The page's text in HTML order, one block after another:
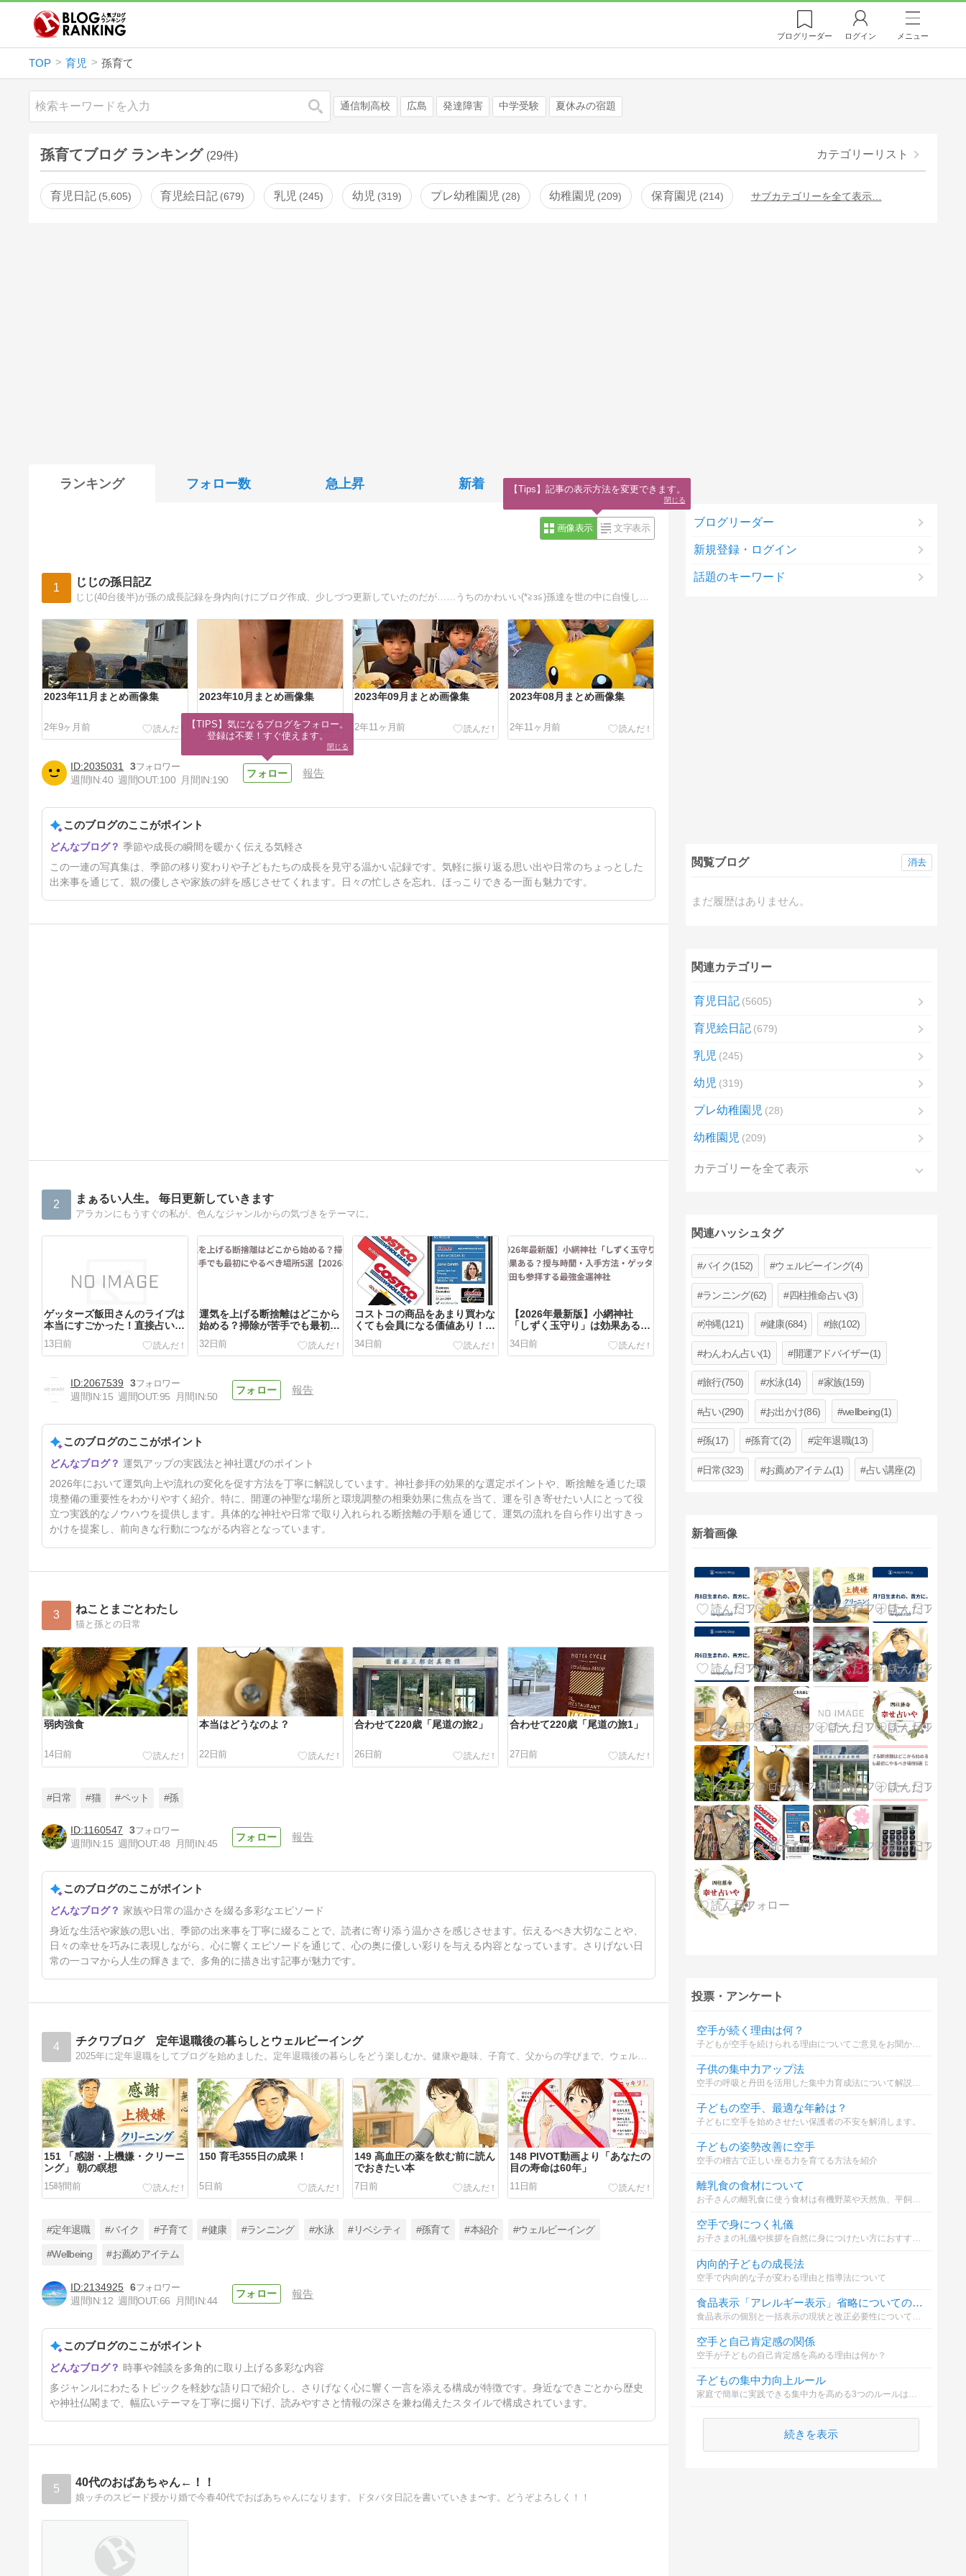
ブログリーダー ログイン メニュー
TOP 育児 孫育て
検索 通信制高校 広島 発達障害 中学受験 夏休みの宿題
孫育てブログ ランキング (29件) カテゴリーリスト
育児日記 5,605 育児絵日記 679 乳児 245 幼児 319 プレ幼稚園児 28 幼稚園児 209 保育園児 214 サブカテゴリーを全て表示…
ランキング フォロー数 急上昇 新着
画像表示 文字表示
1 じじの孫日記Z
2023年11月まとめ画像集
2年9ヶ月前
2023年10月まとめ画像集
2年10ヶ月前
2023年09月まとめ画像集
2年11ヶ月前
2023年08月まとめ画像集
2年11ヶ月前
2023年07月まとめ画像集
3年前
2035031
3
週間IN:40 週間OUT:100 月間IN:190
報告
このブログのここがポイント
季節や成長の瞬間を暖かく伝える気軽さ
この一連の写真集は、季節の移り変わりや子どもたちの成長を見守る温かい記録です。気軽に振り返る思い出や日常のちょっとした
出来事を通じて、親の優しさや家族の絆を感じさせてくれます。日々の忙しさを忘れ、ほっこりできる一面も魅力です。
2 まぁるい人生。 毎日更新していきます
アラカンにもうすぐの私が、色んなジャンルからの気づきをテーマに。
ゲッターズ飯田さんのライブは
本当にすごかった！直接占い・
2027年版発売情報・また行き
たくなった理由
13日前
運気を上げる断捨離はどこから
始める？掃除が苦手でも最初に
やるべき場所5選【2026年版】
32日前
コストコの商品をあまり買わな
くても会員になる価値あり！ガ
ソリンだけでも年会費以上にお
得？【明和店149円】
34日前
【2026年最新版】小網神社
「しずく玉守り」は効果ある？
授与時間・入手方法・ゲッター
ズ飯田も参拝する最強金運神社
34日前
【2026年版】断捨離は開運の
最短ルート｜ゲッターズ飯田が
×五星三心占いの実践法
38日前
2067539
3
週間IN:15 週間OUT:95 月間IN:50
報告
このブログのここがポイント
運気アップの実践法と神社選びのポイント
2026年において運気向上や流れの変化を促す方法を丁寧に解説しています。神社参拝の効果的な選定ポイントや、断捨離を通じた環
境整備の重要性をわかりやすく紹介。特に、開運の神聖な場所と環境調整の相乗効果に焦点を当て、運を引き寄せたい人にとって役
立つ実践的なノウハウを提供します。具体的な神社や日常で取り入れられる断捨離の手順を通じて、運気の流れを自ら作り出すきっ
かけを提案し、前向きな行動につながる内容となっています。
3 ねことまごとわたし
猫と孫との日常
弱肉強食
14日前
本当はどうなのよ？
22日前
合わせて220歳「尾道の旅2」
26日前
合わせて220歳「尾道の旅1」
27日前
30日前
#日常 #猫 #ペット #孫
1160547
3
週間IN:15 週間OUT:48 月間IN:45
報告
このブログのここがポイント
家族や日常の温かさを綴る多彩なエピソード
身近な生活や家族の思い出、季節の出来事を丁寧に綴ることで、読者に寄り添う温かさを感じさせます。伝えるべき大切なことや、
日々の幸せを巧みに表現しながら、心に響くエピソードを通じて、心の奥に優しい彩りを与える内容となっています。さりげない日
常の一コマから人生の輝きまで、多角的に描き出す記事が魅力です。
4 チクワブログ 定年退職後の暮らしとウェルビーイング
151 「感謝・上機嫌・クリーニ
ング」 朝の瞑想
15時間前
150 育毛355日の成果！
5日前
149 高血圧の薬を飲む前に読ん
でおきたい本
7日前
148 PIVOT動画より「あなたの
目の寿命は60年」
11日前
147 本の紹介「財務省と国に騙
されない！テレビ・新聞が報じ
#定年退職 #バイク #子育て #健康 #ランニング #水泳 #リベシティ #孫育て #本紹介 #ウェルビーイング
#Wellbeing #お薦めアイテム
2134925 6
週間IN:12 週間OUT:66 月間IN:44
報告
このブログのここがポイント
時事や雑談を多角的に取り上げる多彩な内容
多ジャンルにわたるトピックを軽妙な語り口で紹介し、さりげなく心に響く一言を添える構成が特徴です。身近なできごとから歴史
や神社仏閣まで、幅広いテーマを丁寧に掘り下げ、読みやすさと情報の深さを兼ね備えたスタイルで構成されています。
5 40代のおばあちゃん←！！
娘ッチのスピード授かり婚で今春40代でおばあちゃんになります。ドタバタ日記を書いていきま〜す。どうぞよろしく！！
ブログリーダー
新規登録・ログイン
話題のキーワード
閲覧ブログ
まだ履歴はありません。
消去
関連カテゴリー
育児日記 5605
育児絵日記 679
乳児 245
幼児 319
プレ幼稚園児 28
幼稚園児 209
カテゴリーを全て表示
関連ハッシュタグ
バイク(152) ウェルビーイング(4)
ランニング(62) 四柱推命占い(3)
沖縄(121) 健康(684) 旅(102)
わんわん占い(1) 開運アドバイザー(1)
旅行(750) 水泳(14) 家族(159)
占い(290) お出かけ(86) wellbeing(1)
孫(17) 孫育て(2) 定年退職(13)
日常(323) お薦めアイテム(1) 占い講座(2)
新着画像
投票・アンケート
空手が続く理由は何？
子供の集中力アップ法
子どもの空手、最適な年齢は？
子どもに空手を始めさせたい保護者の不安を解消します。
子どもの姿勢改善に空手
空手の稽古で正しい座る力を育てる方法を紹介
離乳食の食材について
お子さんの離乳食に使う食材は有機野菜や天然魚、平飼い卵などこだわっていますか？※私はこだわって選んでいるのですがなんせお高い、、、家計を圧迫しています(´;ω;｀)
空手で身につく礼儀
お子さまの礼儀や挨拶を自然に身につけたい方におすすめ。
内向的子どもの成長法
空手で内向的な子が変わる理由と指導法について
食品表示「アレルギー表示」省略についての意見
食品表示の個別と一括表示の現状と改正必要性についてどう思いますか
空手と自己肯定感の関係
空手が子どもの自己肯定感を高める理由は何か？
子どもの集中力向上ルール
家庭で簡単に実践できる集中力を高める3つのルールは何？
続きを表示
【TIPS】気になるブログをフォロー。
登録は不要！すぐ使えます。
閉じる
【Tips】記事の表示方法を変更できます。
閉じる